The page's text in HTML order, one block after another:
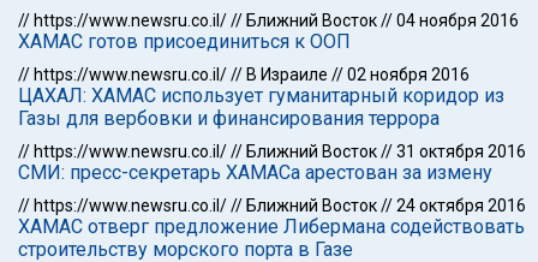
// https://www.newsru.co.il/// Ближний Восток//04 ноября 2016
ХАМАС готов присоединиться к ООП
// https://www.newsru.co.il/// В Израиле //02 ноября 2016
ЦАХАЛ: ХАМАС использует гуманитарный коридор из
Газы для вербовки и финансирования террора
// https://www.newsru.co.il/// Ближний Восток//31 октября 2016
СМИ: пресс-секретарь ХАМАСа арестован за измену
// https://www.newsru.co.il/// Ближний Восток//24 октября 2016
ХАМАС отверг предложение Либермана содействовать
строительству морского порта в Газе